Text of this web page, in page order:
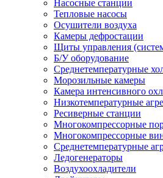
Насосные станции
Тепловые насосы
Осушители воздуха
Камеры дефростации
Щиты управления
Б/У оборудование
Среднетемпературные
Морозильные камеры
Камера интенсивного
Низкотемпературные
Ресиверные станции
Многокомпрессорные
Многокомпрессорные
Среднетемпературные
Ледогенераторы
Воздухоохладители